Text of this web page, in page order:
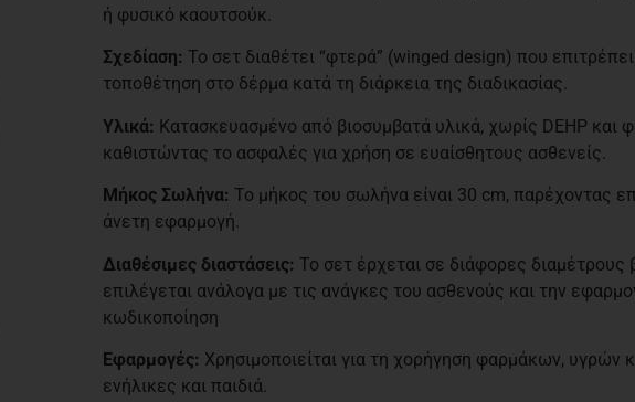
ή φυσικό καουτσούκ.
Σχεδίαση: Το σετ διαθέτει “φτερά” (winged design) που
τοποθέτηση στο δέρμα κατά τη διάρκεια της διαδικασίας.
Υλικά: Κατασκευασμένο από βιοσυμβατά υλικά, χωρίς DEHP και
καθιστώντας το ασφαλές για χρήση σε ευαίσθητους ασθενείς.
Μήκος Σωλήνα: Το μήκος του σωλήνα είναι 30 cm, παρέχοντας
άνετη εφαρμογή.
Διαθέσιμες διαστάσεις: Το σετ έρχεται σε διάφορες διαμέτρους
επιλέγεται ανάλογα με τις ανάγκες του ασθενούς και την
κωδικοποίηση
Εφαρμογές: Χρησιμοποιείται για τη χορήγηση φαρμάκων, υγρών
ενήλικες και παιδιά.